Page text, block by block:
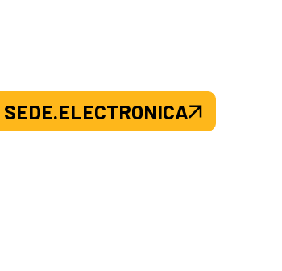
SEDE.ELECTRONICA